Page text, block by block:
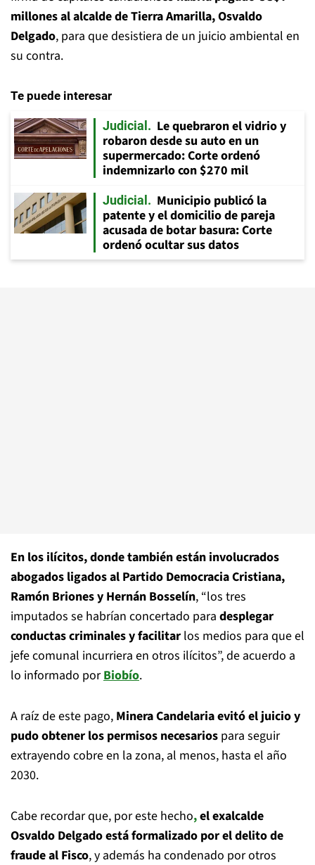
millones al alcalde de Tierra Amarilla, Osvaldo
Delgado, para que desistiera de un juicio ambiental en
su contra.
Te puede interesar
Judicial
Le quebraron el vidrio y
robaron desde su auto en un
supermercado: Corte ordenó
indemnizarlo con $270 mil
Judicial
Municipio publicó la
patente y el domicilio de pareja
acusada de botar basura: Corte
ordenó ocultar sus datos
En los ilícitos, donde también están involucrados
abogados ligados al Partido Democracia Cristiana,
Ramón Briones y Hernán Bosselín, “los tres
imputados se habrían concertado para desplegar
conductas criminales y facilitar los medios para que el
jefe comunal incurriera en otros ilícitos”, de acuerdo a
lo informado porBiobío.
A raíz de este pago, Minera Candelaria evitó el juicio y
pudo obtener los permisos necesarios para seguir
extrayendo cobre en la zona, al menos, hasta el año
2030.
Cabe recordar que, por este hecho,el exalcalde
Osvaldo Delgado está formalizado por el delito de
fraude al Fisco, y además ha condenado por otros